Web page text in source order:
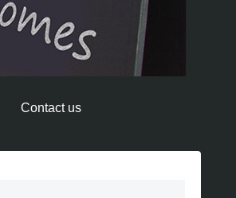
Contact us